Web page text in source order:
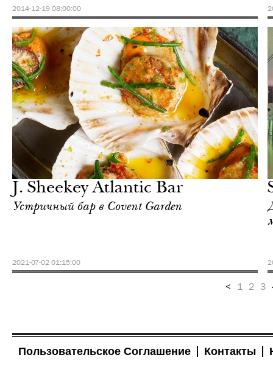
2014-12-19 08:00:00
J. Sheekey Atlantic Bar
Устричный бар в Covent Garden
2021-07-02 01:15:00
< 1 2 3
Пользовательское Соглашение Контакты